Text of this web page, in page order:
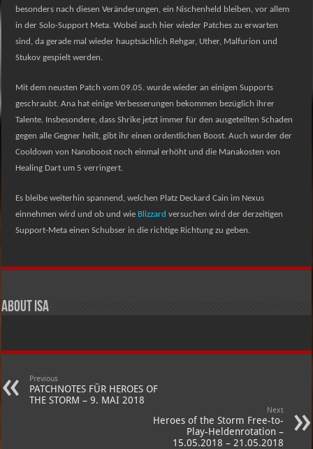
besonders nach diesen Veränderungen, ein Nischenheld bleiben, vor allem
in der Solo-Support Meta. Wobei auch hier wieder Patches zu erwarten
sind, da gerade mal wieder hauptsächlich Rehgar, Uther, Malfurion und
Stukov gespielt werden.
Mit dem neusten Patch vom 09.05. wurde wieder an einigen Supports
geschraubt. Ana hat einige Verbesserungen bekommen bezüglich ihrer
Talente. Insbesondere, dass Shrike jetzt immer für den ausgeteilten Schaden
gegen alle Gegner heilt, gibt ihr einen ordentlichen Boost. Auch wurder der
Cooldown von Nanoboost noch einmal erhöht und die Manakosten von
Healing Dart um 5 verringert.
Es bleibe weiterhin spannend, welchen Platz Deckard Cain im Nexus
einnehmen wird und ob und wie Blizzard versuchen wird der derzeitigen
Support-Meta einen Schubser in die richtige Richtung zu geben.
About Isa
Previous
PATCHNOTES FÜR HEROES OF
THE STORM – 9. MAI 2018
Next
Heroes of the Storm Free-to-
Play-Heldenrotation –
15.05.2018 – 21.05.2018